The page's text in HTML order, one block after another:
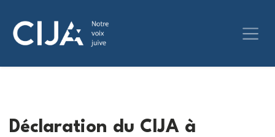
Déclaration du CIJA à